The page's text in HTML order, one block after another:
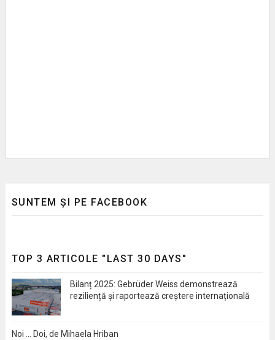
SUNTEM ȘI PE FACEBOOK
TOP 3 ARTICOLE "LAST 30 DAYS"
Bilanț 2025: Gebrüder Weiss demonstrează
reziliență și raportează creștere internațională
Noi … Doi, de Mihaela Hriban